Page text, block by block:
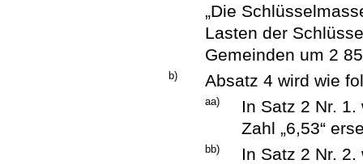
„Die
Lasten der
Gemeinden um 2
b) Absatz 4 wird wie
aa)
In Satz 2 Nr. 1.
Zahl „6,53“
bb)
In Satz 2 Nr. 2.